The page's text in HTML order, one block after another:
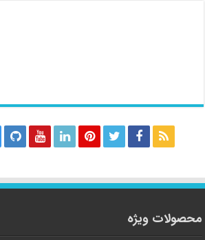
محصولات ویژه